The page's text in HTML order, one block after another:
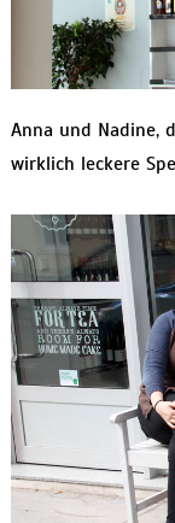
Anna und Nadine,
wirklich leckere